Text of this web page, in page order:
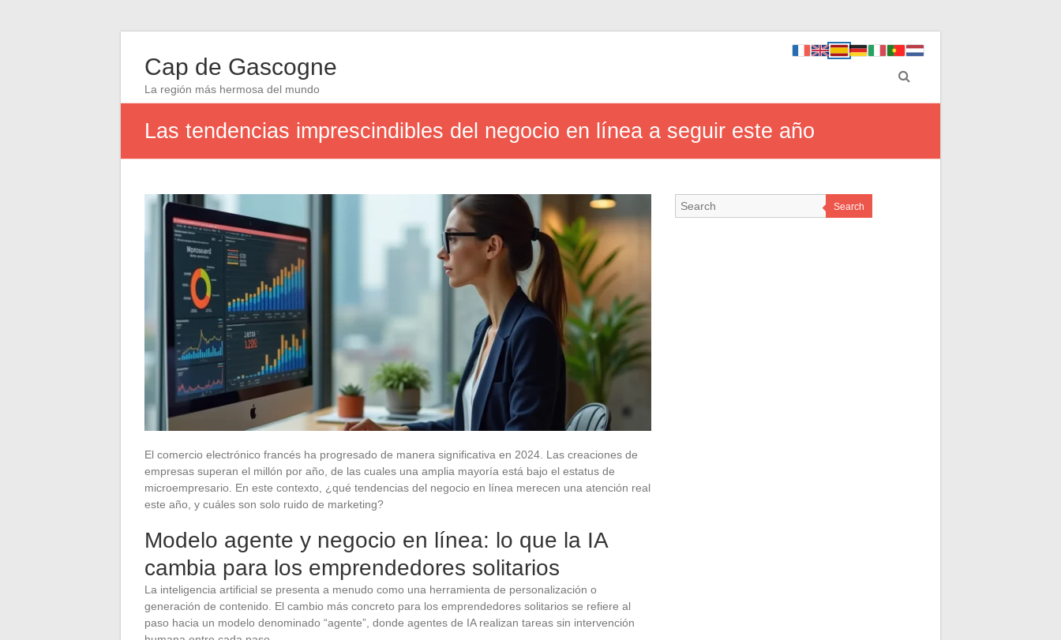
Cap de Gascogne
La región más hermosa del mundo
Las tendencias imprescindibles del negocio en línea a seguir este año
El comercio electrónico francés ha progresado de manera significativa en 2024. Las creaciones de
empresas superan el millón por año, de las cuales una amplia mayoría está bajo el estatus de
microempresario. En este contexto, ¿qué tendencias del negocio en línea merecen una atención real
este año, y cuáles son solo ruido de marketing?
Modelo agente y negocio en línea: lo que la IA
cambia para los emprendedores solitarios
La inteligencia artificial se presenta a menudo como una herramienta de personalización o
generación de contenido. El cambio más concreto para los emprendedores solitarios se refiere al
paso hacia un modelo denominado “agente”, donde agentes de IA realizan tareas sin intervención
Search